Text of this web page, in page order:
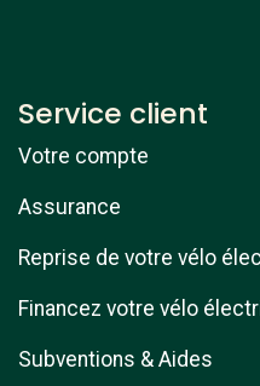
Service client
Votre compte
Assurance
Reprise de votre vélo
Financez votre vélo
Subventions & Aides